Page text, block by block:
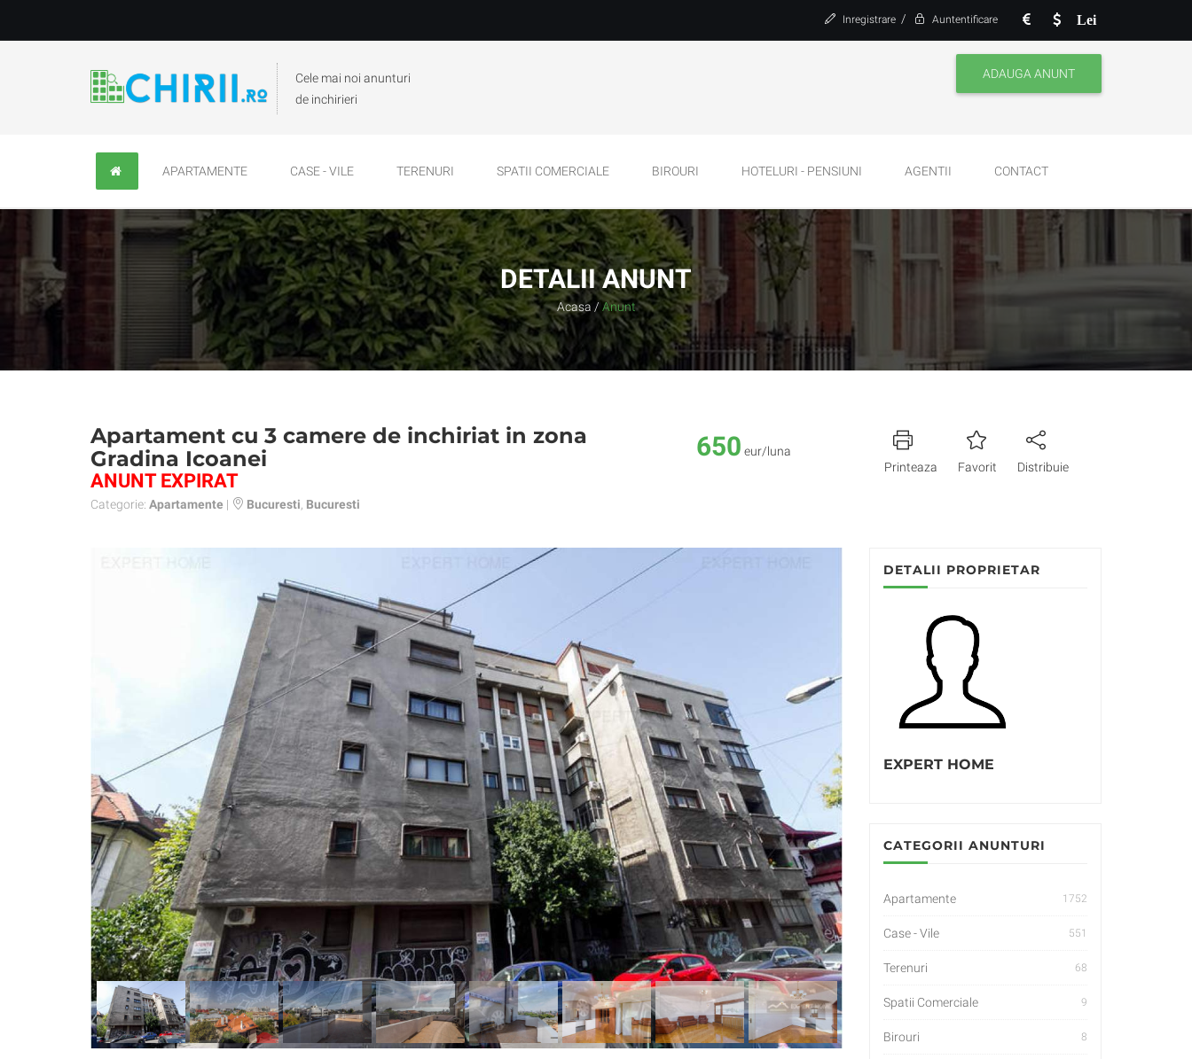
Lei
Inregistrare / Auntentificare
Cele mai noi anunturi
de inchirieri
ADAUGA ANUNT
APARTAMENTE CASE - VILE TERENURI SPATII COMERCIALE BIROURI HOTELURI - PENSIUNI AGENTII CONTACT
DETALII ANUNT
Acasa / Anunt
Apartament cu 3 camere de inchiriat in zona
Gradina Icoanei
ANUNT EXPIRAT
Categorie: Apartamente | Bucuresti Bucuresti
650 eur/luna
Printeaza
Favorit Distribuie
DETALII PROPRIETAR
EXPERT HOME
CATEGORII ANUNTURI
Apartamente 1752
Case - Vile 551
Terenuri 68
Spatii Comerciale 9
Birouri 8